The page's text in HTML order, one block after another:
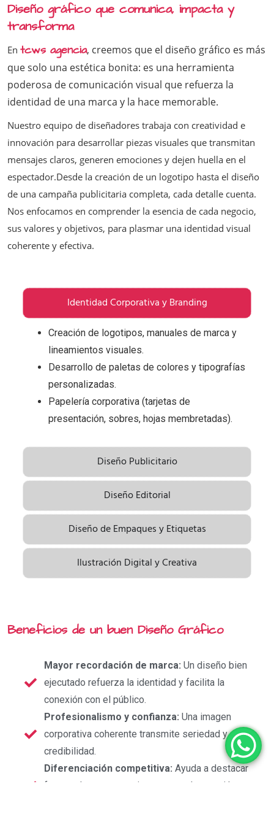
Diseño gráfico que comunica, impacta y
transforma
En tcws agencia, creemos que el diseño gráfico es más
que solo una estética bonita: es una herramienta
poderosa de comunicación visual que refuerza la
identidad de una marca y la hace memorable.
Nuestro equipo de diseñadores trabaja con creatividad e
innovación para desarrollar piezas visuales que transmitan
mensajes claros, generen emociones y dejen huella en el
espectador.Desde la creación de un logotipo hasta el diseño
de una campaña publicitaria completa, cada detalle cuenta.
Nos enfocamos en comprender la esencia de cada negocio,
sus valores y objetivos, para plasmar una identidad visual
coherente y efectiva.
Identidad Corporativa y Branding
Creación de logotipos, manuales de marca y
lineamientos visuales.
Desarrollo de paletas de colores y tipografías
personalizadas.
Papelería corporativa (tarjetas de
presentación, sobres, hojas membretadas).
Diseño Publicitario
Diseño Editorial
Diseño de Empaques y Etiquetas
Ilustración Digital y Creativa
Beneficios de un buen Diseño Gráfico
Mayor recordación de marca: Un diseño bien
ejecutado refuerza la identidad y facilita la
conexión con el público.
Profesionalismo y confianza: Una imagen
corporativa coherente transmite seriedad y
credibilidad.
Diferenciación competitiva: Ayuda a destacar
frente a la competencia y a captar la atención